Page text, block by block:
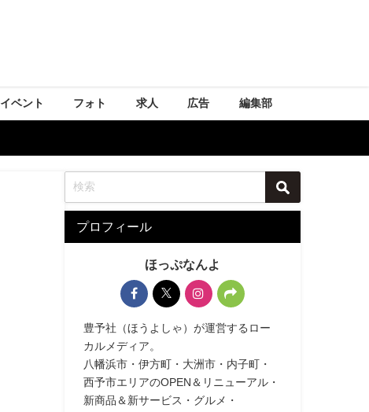
イベント フォト 求人 広告 編集部
プロフィール
ほっぷなんよ
豊予社（ほうよしゃ）が運営するロー
カルメディア。
八幡浜市・伊方町・大洲市・内子町・
西予市エリアのOPEN＆リニューアル・
新商品＆新サービス・グルメ・